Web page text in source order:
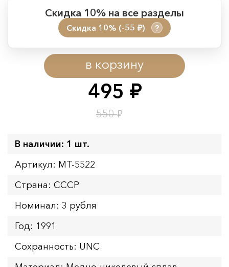
495 руб.
550₽
в корзину
Скидка 10% на все разделы
Скидка 10% (-55 руб.) ?
Период действия акции:
Начало:
08.08.2026 00:01
Окончание:
09.08.2026 23:59
Время до окончания:
В наличии: 1 шт.
Артикул: MT-5522
Страна: СССР
Номинал: 3 рубля
Год: 1991
Сохранность: UNC